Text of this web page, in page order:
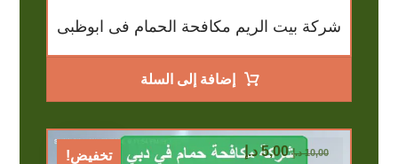
شركة بيت الريم مكافحة الحمام فى ابوظبى
إضافة إلى السلة
تخفيض! 10,00 د.إ 5,00 د.إ